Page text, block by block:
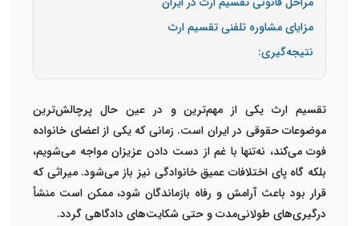
مزایای مشاوره تلفنی تقسیم ارث
نتیجه‌گیری:
تقسیم ارث یکی از مهم‌ترین و در عین حال پرچالش‌ترین
موضوعات حقوقی در ایران است. زمانی که یکی از اعضای خانواده
فوت می‌کند، نه‌تنها با غم از دست دادن عزیزان مواجه می‌شویم،
بلکه گاه پای اختلافات عمیق خانوادگی نیز باز می‌شود. میراثی که
قرار بود باعث آرامش و رفاه بازماندگان شود، ممکن است منشأ
درگیری‌های طولانی‌مدت و حتی شکایت‌های دادگاهی گردد.